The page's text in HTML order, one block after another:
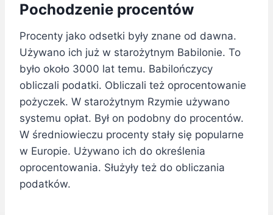
Pochodzenie procentów
Procenty jako odsetki były znane od dawna.
Używano ich już w starożytnym Babilonie. To
było około 3000 lat temu. Babilończycy
obliczali podatki. Obliczali też oprocentowanie
pożyczek. W starożytnym Rzymie używano
systemu opłat. Był on podobny do procentów.
W średniowieczu procenty stały się popularne
w Europie. Używano ich do określenia
oprocentowania. Służyły też do obliczania
podatków.